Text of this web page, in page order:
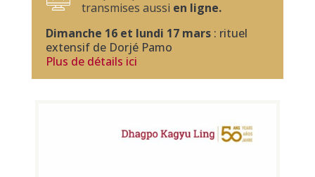
transmises aussi en ligne.
Dimanche 16 et lundi 17 mars: rituel
extensif de Dorjé Pamo
Plus de détails ici